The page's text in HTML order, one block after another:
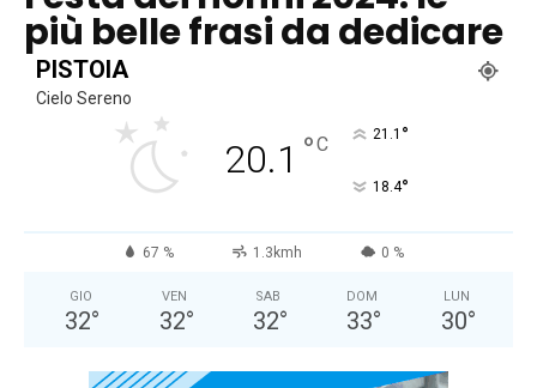
più belle frasi da dedicare
PISTOIA
Cielo Sereno
20.1 °C 21.1 °
18.4°
67 % 1.3kmh 0 %
GIO
32°
VEN
32°
SAB
32°
DOM
33°
LUN
30°